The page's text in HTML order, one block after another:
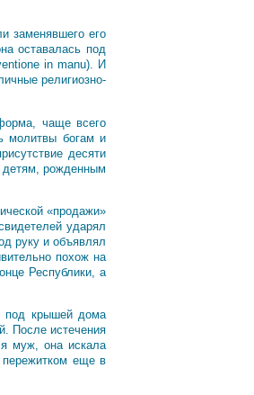
заменявшего его
оставалась под
in manu). И
религиозно-
чаще всего
молитвы богам и
десяти
детям, рожденным
«продажи»
ударял
руку и объявлял
похож на
Республики, а
под крышей дома
После истечения
муж, она искала
пережитком еще в